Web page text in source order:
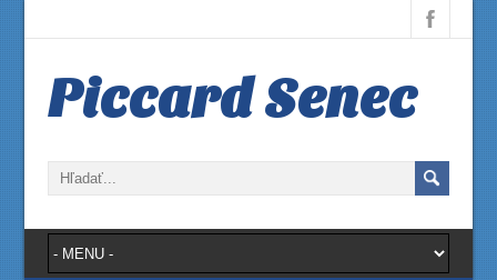
Piccard Senec